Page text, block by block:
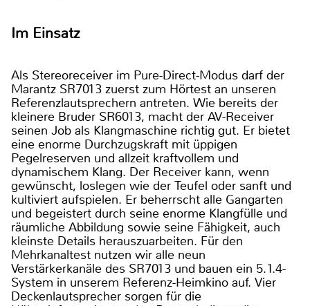
Im Einsatz
Als Stereoreceiver im Pure-Direct-Modus darf der
Marantz SR7013 zuerst zum Hörtest an unseren
Referenzlautsprechern antreten. Wie bereits der
kleinere Bruder SR6013, macht der AV-Receiver
seinen Job als Klangmaschine richtig gut. Er bietet
eine enorme Durchzugskraft mit üppigen
Pegelreserven und allzeit kraftvollem und
dynamischem Klang. Der Receiver kann, wenn
gewünscht, loslegen wie der Teufel oder sanft und
kultiviert aufspielen. Er beherrscht alle Gangarten
und begeistert durch seine enorme Klangfülle und
räumliche Abbildung sowie seine Fähigkeit, auch
kleinste Details herauszuarbeiten. Für den
Mehrkanaltest nutzen wir alle neun
Verstärkerkanäle des SR7013 und bauen ein 5.1.4-
System in unserem Referenz-Heimkino auf. Vier
Deckenlautsprecher sorgen für die